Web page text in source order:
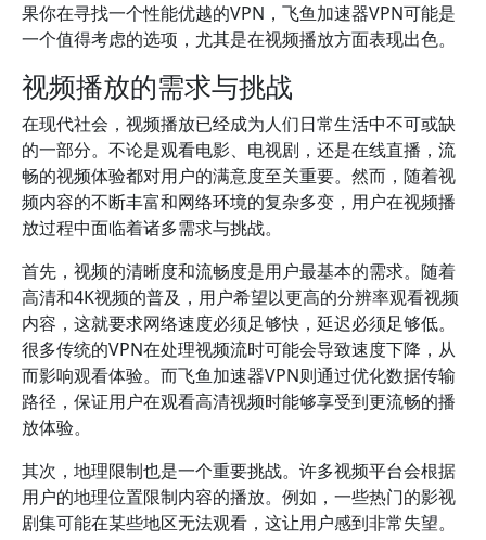
果你在寻找一个性能优越的VPN，飞鱼加速器VPN可能是
一个值得考虑的选项，尤其是在视频播放方面表现出色。
视频播放的需求与挑战
在现代社会，视频播放已经成为人们日常生活中不可或缺
的一部分。不论是观看电影、电视剧，还是在线直播，流
畅的视频体验都对用户的满意度至关重要。然而，随着视
频内容的不断丰富和网络环境的复杂多变，用户在视频播
放过程中面临着诸多需求与挑战。
首先，视频的清晰度和流畅度是用户最基本的需求。随着
高清和4K视频的普及，用户希望以更高的分辨率观看视频
内容，这就要求网络速度必须足够快，延迟必须足够低。
很多传统的VPN在处理视频流时可能会导致速度下降，从
而影响观看体验。而飞鱼加速器VPN则通过优化数据传输
路径，保证用户在观看高清视频时能够享受到更流畅的播
放体验。
其次，地理限制也是一个重要挑战。许多视频平台会根据
用户的地理位置限制内容的播放。例如，一些热门的影视
剧集可能在某些地区无法观看，这让用户感到非常失望。